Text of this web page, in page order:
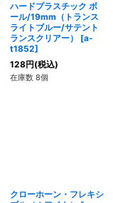
ハードプラスチック ボ
ール/19mm（トランス
ライトブルー/サテント
ランスクリアー）
[a-
t1852]
128円(税込)
在庫数 8個
クローホーン・フレキシ